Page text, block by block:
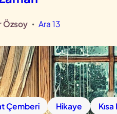
Özsoy • Ara 13
Çemberi Hikaye